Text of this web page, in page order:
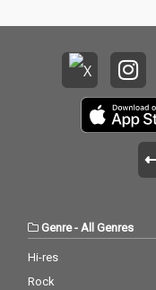
徴的。
Genre- All Genres
Hi-res
Rock